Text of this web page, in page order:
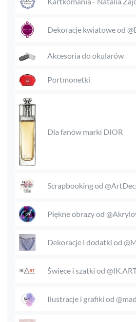
Dekoracje kwiatowe od
Akcesoria do okularów
Portmonetki
Dla fanów marki DIOR
Scrapbooking od
Piękne obrazy od
Dekoracje i dodatki od
Świece i szatki od
Ilustracje i grafiki od